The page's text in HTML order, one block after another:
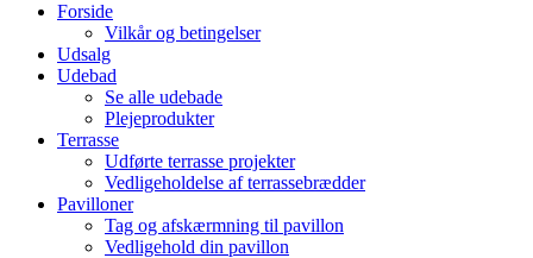
Forside
Vilkår og betingelser
Udsalg
Udebad
Se alle udebade
Plejeprodukter
Terrasse
Udførte terrasse projekter
Vedligeholdelse af terrassebrædder
Pavilloner
Tag og afskærmning til pavillon
Vedligehold din pavillon